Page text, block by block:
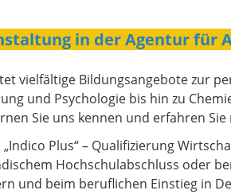
in der Agentur für
vielfältige Bildungsangebote zur
und Psychologie bis hin zu
Sie uns kennen und erfahren Sie
Plus“ – Qualifizierung
Hochschulabschluss oder
und beim beruflichen Einstieg in